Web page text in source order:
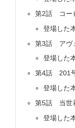
第2話 コー
登場した
第3話 アヴ
登場した
第4話 201
登場した
第5話 当世
登場した